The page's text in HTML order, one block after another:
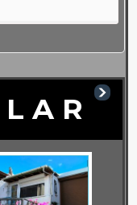
A R